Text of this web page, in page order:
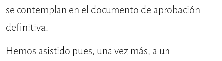
se contemplan en el documento de aprobación
definitiva.
Hemos asistido pues, una vez más, a un